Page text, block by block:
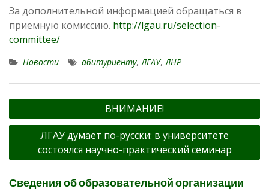
За дополнительной информацией обращаться в
приемную комиссию. http://lgau.ru/selection-
committee/
Новости абитуриенту,ЛГАУ,ЛНР
Навигация
по
записям
ВНИМАНИЕ!
ЛГАУ думает по-русски: в университете
состоялся научно-практический семинар
Сведения об образовательной организации